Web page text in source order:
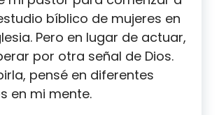
bíblico de mujeres en
Pero en lugar de actuar,
por otra señal de Dios.
pensé en diferentes
en mi mente.